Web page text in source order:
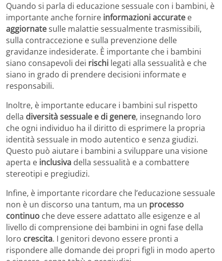
Quando si parla di educazione sessuale con i bambini, è
importante anche fornire informazioniaccurate e
aggiornatesulle malattie sessualmente trasmissibili,
sulla contraccezione e sulla prevenzione delle
gravidanze indesiderate. È importante che i bambini
siano consapevoli dei rischi legati alla sessualità e che
siano in grado di prendere decisioni informate e
responsabili.
Inoltre, è importante educare i bambini sul rispetto
della diversità sessuale e di genere, insegnando loro
che ogni individuo ha il diritto di esprimere la propria
identità sessuale in modo autentico e senza giudizi.
Questo può aiutare i bambini a sviluppare una visione
aperta e inclusiva della sessualità e a combattere
stereotipi e pregiudizi.
Infine, è importante ricordare che l’educazione sessuale
non è un discorso una tantum, ma un processo
continuo che deve essere adattato alle esigenze e al
livello di comprensione dei bambini in ogni fase della
loro crescita. I genitori devono essere pronti a
rispondere alle domande dei propri figli in modo aperto